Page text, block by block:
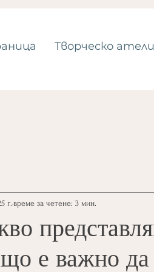
Tворческо
е важно
г. време за четене: 3 мин.